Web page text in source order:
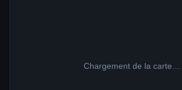
Chargement de la carte…